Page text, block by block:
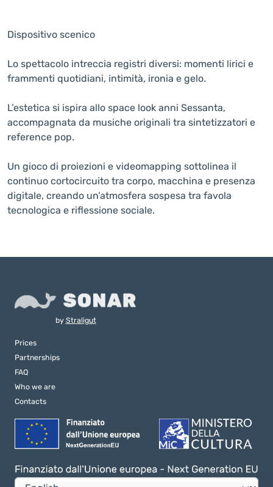
Dispositivo scenico
Lo spettacolo intreccia registri diversi: momenti lirici e
frammenti quotidiani, intimità, ironia e gelo.
L’estetica si ispira allo space look anni Sessanta,
accompagnata da musiche originali tra sintetizzatori e
reference pop.
Un gioco di proiezioni e videomapping sottolinea il
continuo cortocircuito tra corpo, macchina e presenza
digitale, creando un’atmosfera sospesa tra favola
tecnologica e riflessione sociale.
by Straligut
Prices
Partnerships
FAQ
Who we are
Contacts